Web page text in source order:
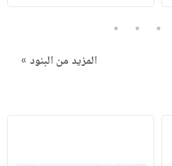
3
4
5
المزيد من البنود »